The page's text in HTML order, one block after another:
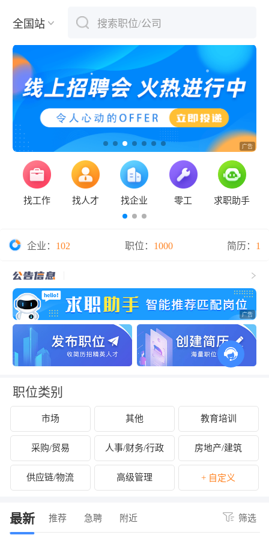
全国站 搜索职位/公司
下拉刷新
找工作 找人才 找企业 零工 求职助手
企业： 102 职位： 1000 简历： 1
职位类别
市场 其他 教育培训
采购/贸易 人事/财务/行政 房地产/建筑
供应链/物流 高级管理 + 自定义
最新 推荐 急聘 附近 筛选